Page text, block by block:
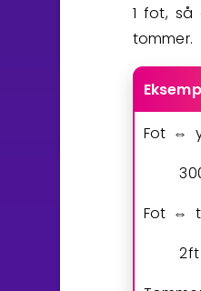
1 fot, så
tommer.
Fot ⇔
30
Fot
⇔
2ft